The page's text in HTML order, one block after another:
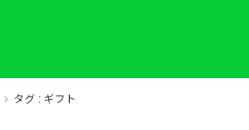
タグ : ギフト